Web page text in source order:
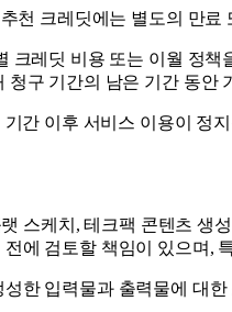
천 크레딧에는 별도의 만
크레딧 비용 또는 이월 정
청구 기간의 남은 기간 동안
간 이후 서비스 이용이 정
스케치, 테크팩 콘텐츠 생
에 검토할 책임이 있으며,
한 입력물과 출력물에 대